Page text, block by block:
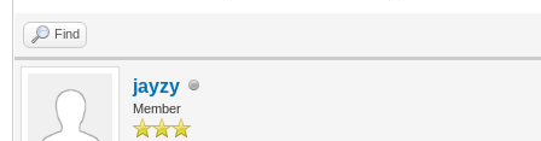
Find
jayzy
Member